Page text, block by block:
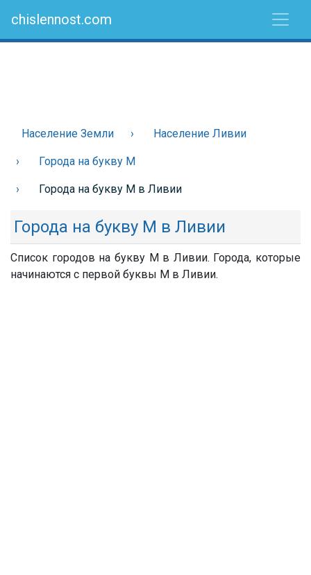
chislennost.com
Население Земли Население Ливии
Города на букву М
Города на букву М в Ливии
Города на букву М в Ливии
Список городов на букву М в Ливии. Города, которые
начинаются с первой буквы М в Ливии.